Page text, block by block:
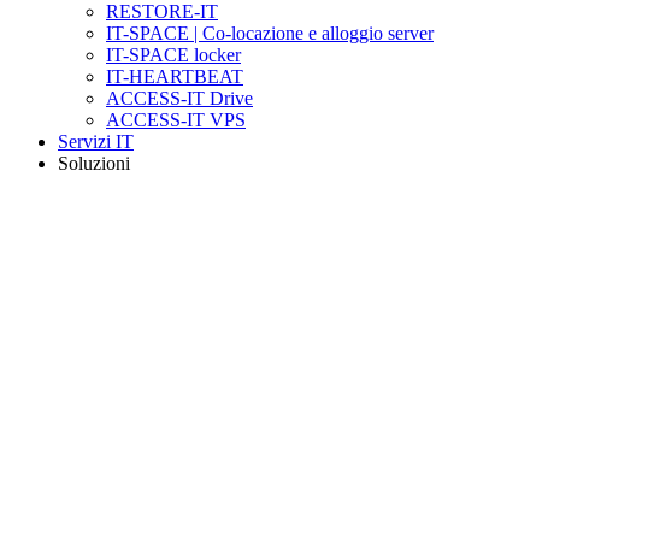
RESTORE-IT
IT-SPACE | Co-locazione e alloggio server
IT-SPACE locker
IT-HEARTBEAT
ACCESS-IT Drive
ACCESS-IT VPS
Servizi IT
Soluzioni